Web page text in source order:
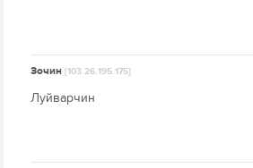
Зочин[103.26.195.175]
Луйварчин